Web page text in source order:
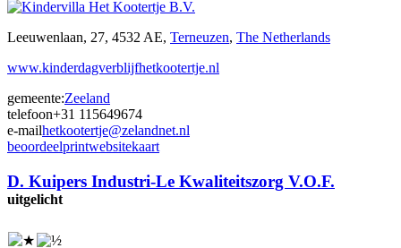
Leeuwenlaan, 27, 4532 AE, Terneuzen, The Netherlands
www.kinderdagverblijfhetkootertje.nl
gemeente:Zeeland
telefoon+31 115649674
e-mailhetkootertje@zelandnet.nl
beoordeelprintwebsitekaart
D. Kuipers Industri-Le Kwaliteitszorg V.O.F.
uitgelicht